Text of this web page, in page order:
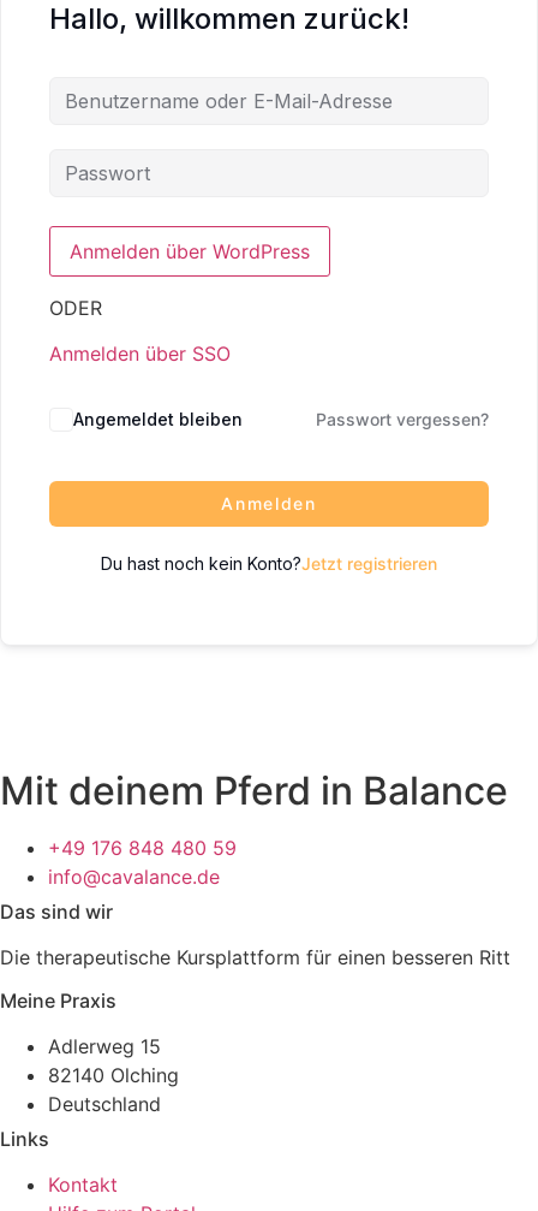
Hallo, willkommen zurück!
ODER
Anmelden über SSO
Angemeldet bleiben Passwort vergessen?
Anmelden
Du hast noch kein Konto?Jetzt registrieren
Mit deinem Pferd in Balance
+49 176 848 480 59
info@cavalance.de
Das sind wir
Die therapeutische Kursplattform für einen besseren Ritt
Meine Praxis
Adlerweg 15
82140 Olching
Deutschland
Links
Kontakt